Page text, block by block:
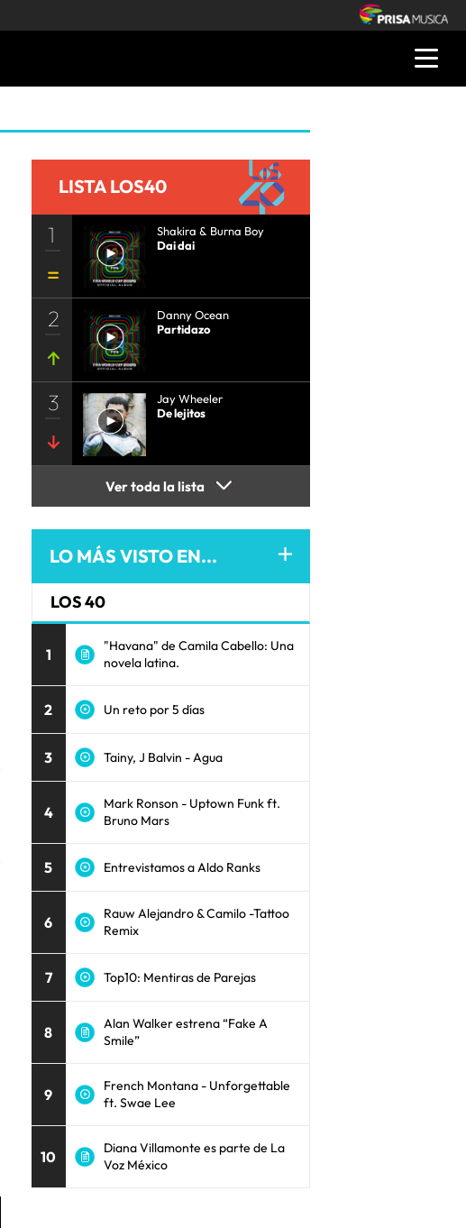
LISTA LOS40
1
Shakira & Burna Boy
Dai dai
2
Danny Ocean
Partidazo
3
Jay Wheeler
De lejitos
Ver toda la lista
LO MÁS VISTO EN...
LOS 40
1
"Havana" de Camila Cabello: Una
novela latina.
2 Un reto por 5 días
3 Tainy, J Balvin - Agua
4
Mark Ronson - Uptown Funk ft.
Bruno Mars
5 Entrevistamos a Aldo Ranks
6
Rauw Alejandro & Camilo -Tattoo
Remix
7 Top10: Mentiras de Parejas
8
Alan Walker estrena “Fake A
Smile”
9
French Montana - Unforgettable
ft. Swae Lee
10
Diana Villamonte es parte de La
Voz México